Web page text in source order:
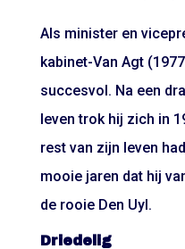
Als minister en
kabinet-Van Agt
succesvol. Na een
leven trok hij zich in
rest van zijn leven
mooie jaren dat hij
de rooie Den Uyl.
Driedelig